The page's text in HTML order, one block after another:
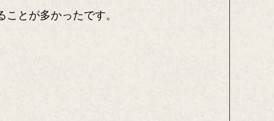
とが多かったです。